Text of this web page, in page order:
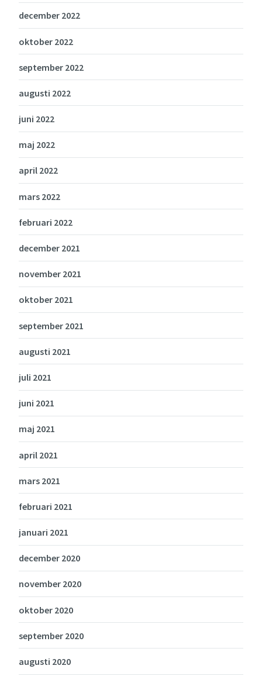
december 2022
oktober 2022
september 2022
augusti 2022
juni 2022
maj 2022
april 2022
mars 2022
februari 2022
december 2021
november 2021
oktober 2021
september 2021
augusti 2021
juli 2021
juni 2021
maj 2021
april 2021
mars 2021
februari 2021
januari 2021
december 2020
november 2020
oktober 2020
september 2020
augusti 2020